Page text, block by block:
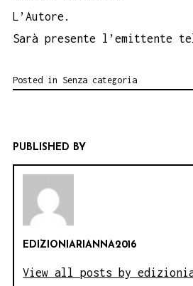
L’Autore.
Sarà presente l’emittente
Posted in Senza categoria
PUBLISHED BY
EDIZIONIARIANNA2016
View all posts by